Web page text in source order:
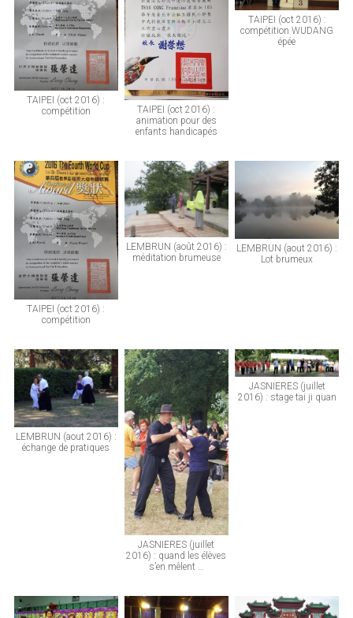
TAIPEI (oct 2016) :
compétition
TAIPEI (oct 2016) :
animation pour des
enfants handicapés
TAIPEI (oct 2016) :
compétition WUDANG
épée
TAIPEI (oct 2016) :
compétition
LEMBRUN (août 2016) :
méditation brumeuse
LEMBRUN (aout 2016) :
Lot brumeux
LEMBRUN (aout 2016) :
échange de pratiques
JASNIERES (juillet
2016) : quand les élèves
s’en mêlent …
JASNIERES (juillet
2016) : stage tai ji quan